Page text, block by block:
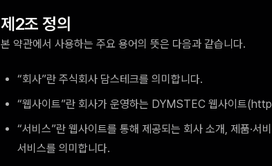
제2조 정의
본 약관에서 사용하는 주요 용어의 뜻은 다음과 같습니다.
“회사”란 주식회사 담스테크를 의미합니다.
“웹사이트”란 회사가 운영하는 DYMSTEC 웹사이트
“서비스”란 웹사이트를 통해 제공되는 회사 소개, 제품·서
서비스를 의미합니다.